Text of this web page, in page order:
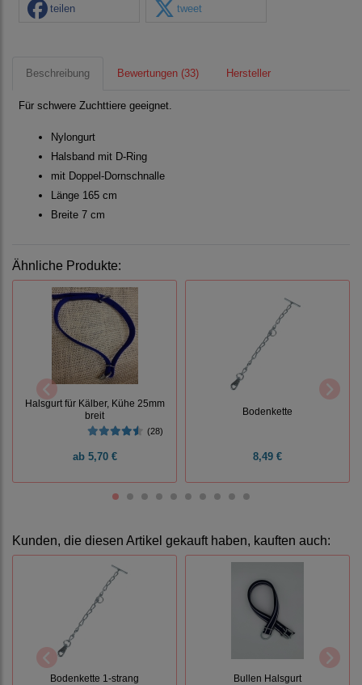
teilen tweet
Beschreibung Bewertungen (33) Hersteller
Für schwere Zuchttiere geeignet.
Nylongurt
Halsband mit D-Ring
mit Doppel-Dornschnalle
Länge 165 cm
Breite 7 cm
Ähnliche Produkte:
Halsgurt für Kälber, Kühe 25mm
breit
(28)
ab5,70 €
Bodenkette
8,49 €
Kunden, die diesen Artikel gekauft haben, kauften auch:
Bodenkette 1-strang Bullen Halsgurt